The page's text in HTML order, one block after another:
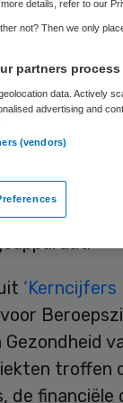
hebben
‘Kerncijfers
Gezondheid
troffen
de
details, refer to our
not? Then we only
partners
data. Actively
advertising and
(vendors)